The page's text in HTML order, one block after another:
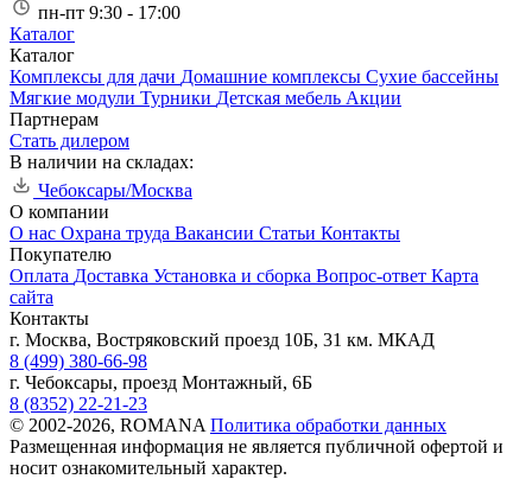
пн-пт 9:30 - 17:00
Каталог
Каталог
Комплексы для дачи Домашние комплексы Сухие бассейны
Мягкие модули Турники Детская мебель Акции
Партнерам
Стать дилером
В наличии на складах:
Чебоксары/Москва
О компании
О нас Охрана труда Вакансии Статьи Контакты
Покупателю
Оплата Доставка Установка и сборка Вопрос-ответ Карта
сайта
Контакты
г. Москва, Востряковский проезд 10Б, 31 км. МКАД
8 (499) 380-66-98
г. Чебоксары, проезд Монтажный, 6Б
8 (8352) 22-21-23
© 2002-2026, ROMANA Политика обработки данных
Размещенная информация не является публичной офертой и
носит ознакомительный характер.